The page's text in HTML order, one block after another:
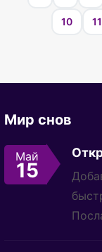
10 11
Мир снов
Май
15